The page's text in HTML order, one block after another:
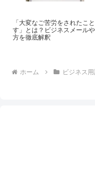
「大変なご苦労をされたこ
す」とは？ビジネスメール
方を徹底解釈
ホーム ビジネス